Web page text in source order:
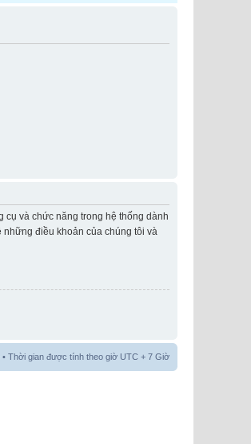
cụ và chức năng trong hệ thống dành
những điều khoản của chúng tôi và
• Thời gian được tính theo giờ UTC + 7 Giờ